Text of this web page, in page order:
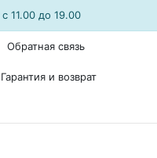
с 11.00 до 19.00
Обратная связь
Гарантия и возврат